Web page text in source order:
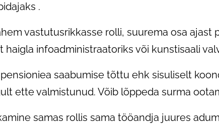
.
vastutusrikkasse rolli, suurema osa ajast
infoadministraatoriks või kunstisaali
saabumise tõttu ehk sisuliselt
ette valmistunud. Võib lõppeda surma
samas rollis sama tööandja juures